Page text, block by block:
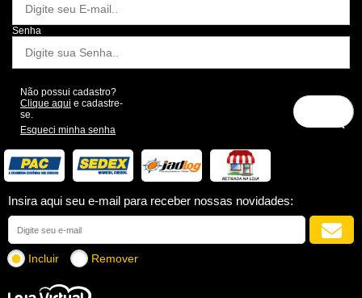
Senha
Não possui cadastro?
Clique aqui e cadastre-
se.
Esqueci minha senha
Insira aqui seu e-mail para receber nossas novidades:
Incluir Remover